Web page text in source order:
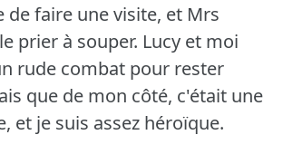
de faire une visite, et Mrs
prier à souper. Lucy et moi
rude combat pour rester
que de mon côté, c'était une
et je suis assez héroïque.